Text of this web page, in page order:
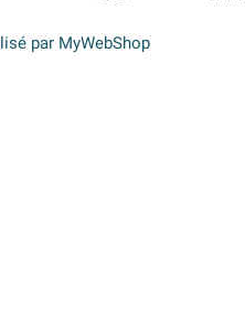
par MyWebShop